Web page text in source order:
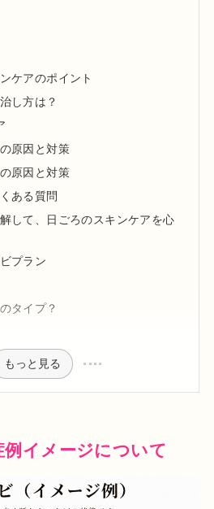
ケアのポイント
し方は？
原因と対策
原因と対策
ある質問
して、日ごろのスキンケアを心
プラン
タイプ？
もっと見る
イメージについて